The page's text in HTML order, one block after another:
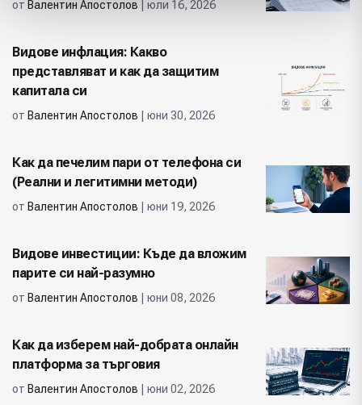
от Валентин Апостолов | юли 16, 2026
Видове инфлация: Какво
представляват и как да защитим
капитала си
от Валентин Апостолов | юни 30, 2026
Как да печелим пари от телефона си
(Реални и легитимни методи)
от Валентин Апостолов | юни 19, 2026
Видове инвестиции: Къде да вложим
парите си най-разумно
от Валентин Апостолов | юни 08, 2026
Как да изберем най-добрата онлайн
платформа за търговия
от Валентин Апостолов | юни 02, 2026